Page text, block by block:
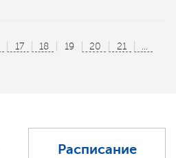
17 18 19 20 21
...
Расписание